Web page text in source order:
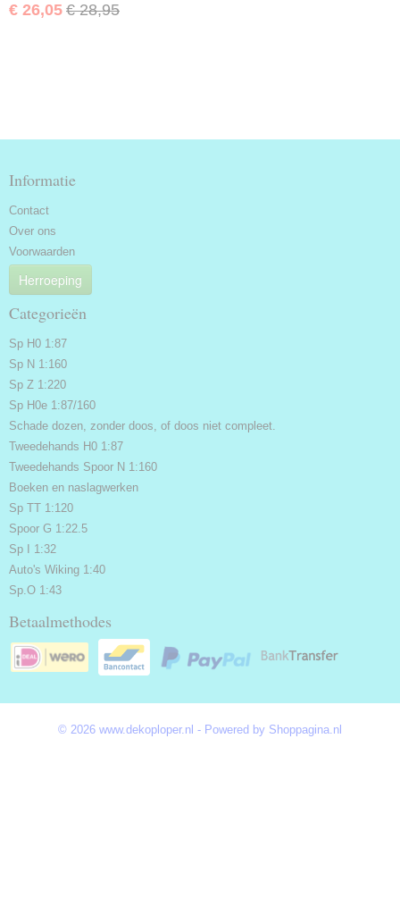
€ 26,05 € 28,95
Informatie
Contact
Over ons
Voorwaarden
Herroeping
Categorieën
Sp H0 1:87
Sp N 1:160
Sp Z 1:220
Sp H0e 1:87/160
Schade dozen, zonder doos, of doos niet compleet.
Tweedehands H0 1:87
Tweedehands Spoor N 1:160
Boeken en naslagwerken
Sp TT 1:120
Spoor G 1:22.5
Sp I 1:32
Auto's Wiking 1:40
Sp.O 1:43
Betaalmethodes
© 2026 www.dekoploper.nl - Powered by Shoppagina.nl